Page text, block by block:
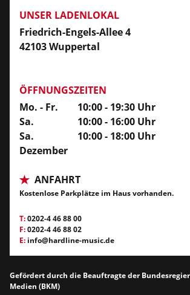
UNSER LADENLOKAL
Friedrich-Engels-Allee 4
42103 Wuppertal
ÖFFNUNGSZEITEN
Mo. - Fr.
10:00 - 19:30 Uhr
Sa.
10:00 - 16:00 Uhr
Sa.
Dezember
10:00 - 18:00 Uhr
ANFAHRT
Kostenlose Parkplätze im Haus vorhanden.
T:0202-4 46 88 00
F:0202-4 46 88 02
E: info@hardline-music.de
Gefördert durch die Beauftragte der
Medien (BKM)